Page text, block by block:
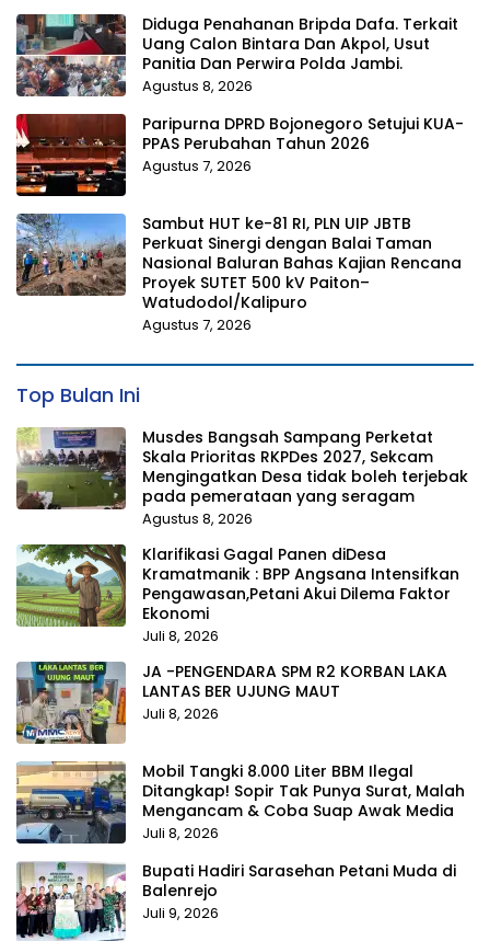
Diduga Penahanan Bripda Dafa. Terkait
Uang Calon Bintara Dan Akpol, Usut
Panitia Dan Perwira Polda Jambi.
Agustus 8, 2026
Paripurna DPRD Bojonegoro Setujui KUA-
PPAS Perubahan Tahun 2026
Agustus 7, 2026
Sambut HUT ke-81 RI, PLN UIP JBTB
Perkuat Sinergi dengan Balai Taman
Nasional Baluran Bahas Kajian Rencana
Proyek SUTET 500 kV Paiton–
Watudodol/Kalipuro
Agustus 7, 2026
Top Bulan Ini
Musdes Bangsah Sampang Perketat
Skala Prioritas RKPDes 2027, Sekcam
Mengingatkan Desa tidak boleh terjebak
pada pemerataan yang seragam
Agustus 8, 2026
Klarifikasi Gagal Panen diDesa
Kramatmanik : BPP Angsana Intensifkan
Pengawasan,Petani Akui Dilema Faktor
Ekonomi
Juli 8, 2026
JA -PENGENDARA SPM R2 KORBAN LAKA
LANTAS BER UJUNG MAUT
Juli 8, 2026
Mobil Tangki 8.000 Liter BBM Ilegal
Ditangkap! Sopir Tak Punya Surat, Malah
Mengancam & Coba Suap Awak Media
Juli 8, 2026
Bupati Hadiri Sarasehan Petani Muda di
Balenrejo
Juli 9, 2026